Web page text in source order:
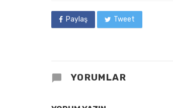
Paylaş Tweet
YORUMLAR